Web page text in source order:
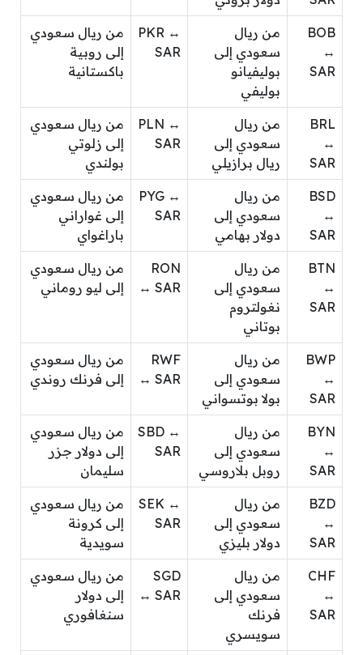
BOB
↔
SAR
من ريال
سعودي إلى
بوليفيانو
بوليفي
PKR ↔
SAR
من ريال سعودي
إلى روبية
باكستانية
BRL
↔
SAR
من ريال
سعودي إلى
ريال برازيلي
PLN ↔
SAR
من ريال سعودي
إلى زلوتي
بولندي
BSD
↔
SAR
من ريال
سعودي إلى
دولار بهامي
PYG ↔
SAR
من ريال سعودي
إلى غواراني
باراغواي
BTN
↔
SAR
من ريال
سعودي إلى
نغولتروم
بوتاني
RON
↔ SAR
من ريال سعودي
إلى ليو روماني
BWP
↔
SAR
من ريال
سعودي إلى
بولا بوتسواني
RWF
↔ SAR
من ريال سعودي
إلى فرنك روندي
BYN
↔
SAR
من ريال
سعودي إلى
روبل بلاروسي
SBD ↔
SAR
من ريال سعودي
إلى دولار جزر
سليمان
BZD
↔
SAR
من ريال
سعودي إلى
دولار بليزي
SEK ↔
SAR
من ريال سعودي
إلى كرونة
سويدية
CHF
↔
SAR
من ريال
سعودي إلى
فرنك
سويسري
SGD
↔ SAR
من ريال سعودي
إلى دولار
سنغافوري